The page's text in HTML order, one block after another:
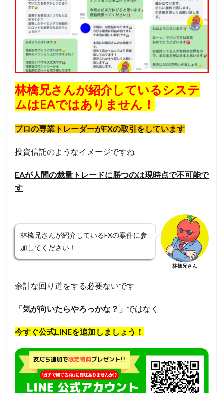
林檎兄さんが紹介しているシステ
ムはEAではありません！
プロの専業トレーダーがFXの取引をしています
投資信託のようなイメージですね
EAが人間の裁量トレードに勝つのは現時点で不可能で
す
林檎兄さんが紹介しているFXの案件に参
加してください！
林檎兄さん
余計な回り道をする必要ないです
「気が向いたらやろっかな？」 ではなく
今すぐ公式LINEを追加しましょう！